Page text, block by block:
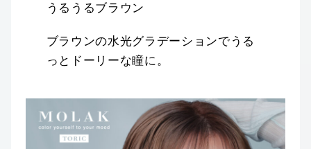
うるうるブラウン
ブラウンの水光グラデーションでうる
っとドーリーな瞳に。